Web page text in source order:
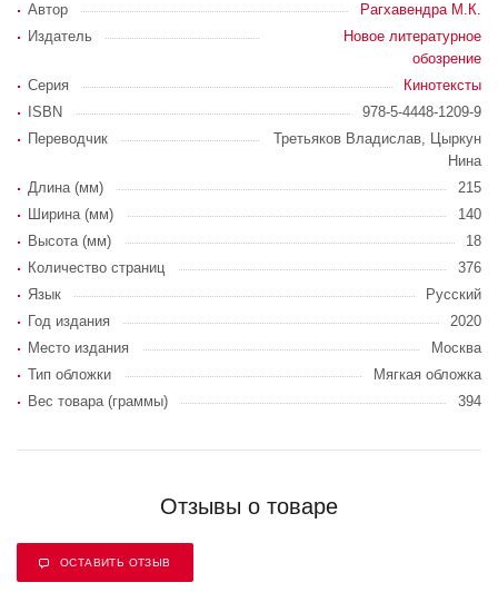
Автор
Рагхавендра М.К.
Издатель
Новое литературное
обозрение
Серия
Кинотексты
ISBN
978-5-4448-1209-9
Переводчик
Третьяков Владислав, Цыркун
Нина
Длина (мм)
215
Ширина (мм)
140
Высота (мм)
18
Количество страниц
376
Язык
Русский
Год издания
2020
Место издания
Москва
Тип обложки
Мягкая обложка
Вес товара (граммы)
394
Отзывы о товаре
ОСТАВИТЬ ОТЗЫВ